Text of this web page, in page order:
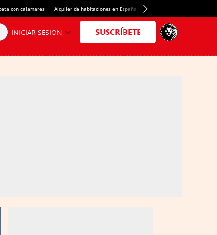
con calamares Alquiler de habitaciones en España Crédito del Spotify Camp Nou